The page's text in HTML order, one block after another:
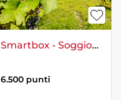
Smartbox - Soggiorno alla scoperta del vino
6.500 punti